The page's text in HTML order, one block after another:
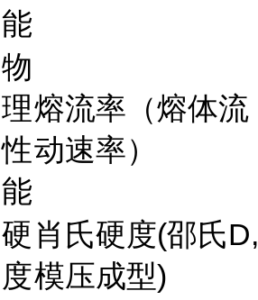
能
物
理
性
能
熔流率（熔体流
动速率）
硬
度
肖氏硬度(邵氏D,
模压成型)